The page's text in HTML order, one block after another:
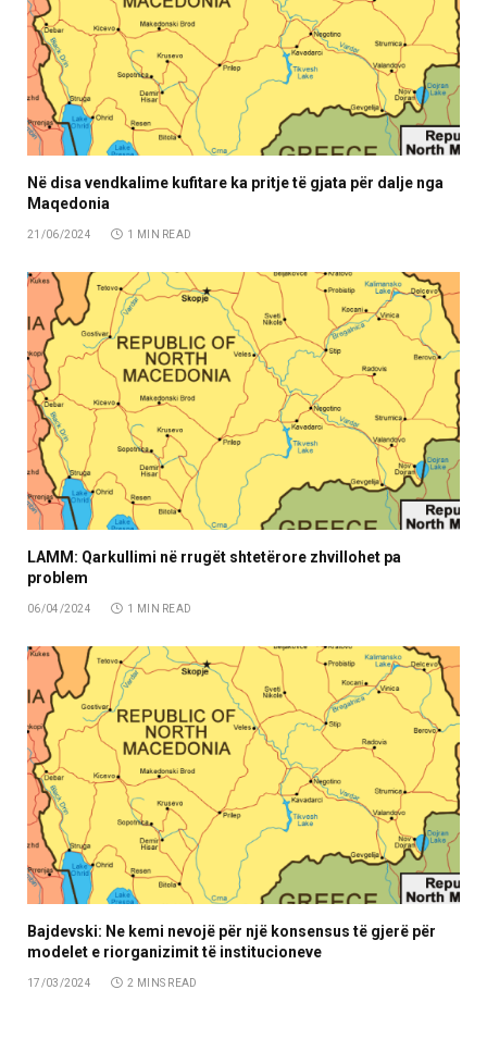
Në disa vendkalime kufitare ka pritje të gjata për dalje nga
Maqedonia
21/06/2024 1 MIN READ
LAMM: Qarkullimi në rrugët shtetërore zhvillohet pa
problem
06/04/2024 1 MIN READ
Bajdevski: Ne kemi nevojë për një konsensus të gjerë për
modelet e riorganizimit të institucioneve
17/03/2024 2 MINS READ